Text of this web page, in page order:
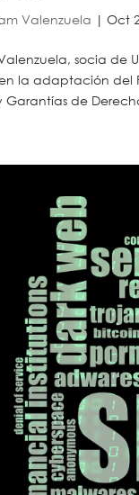
Valenzuela |Oct
socia de
en la adaptación del
Garantías de